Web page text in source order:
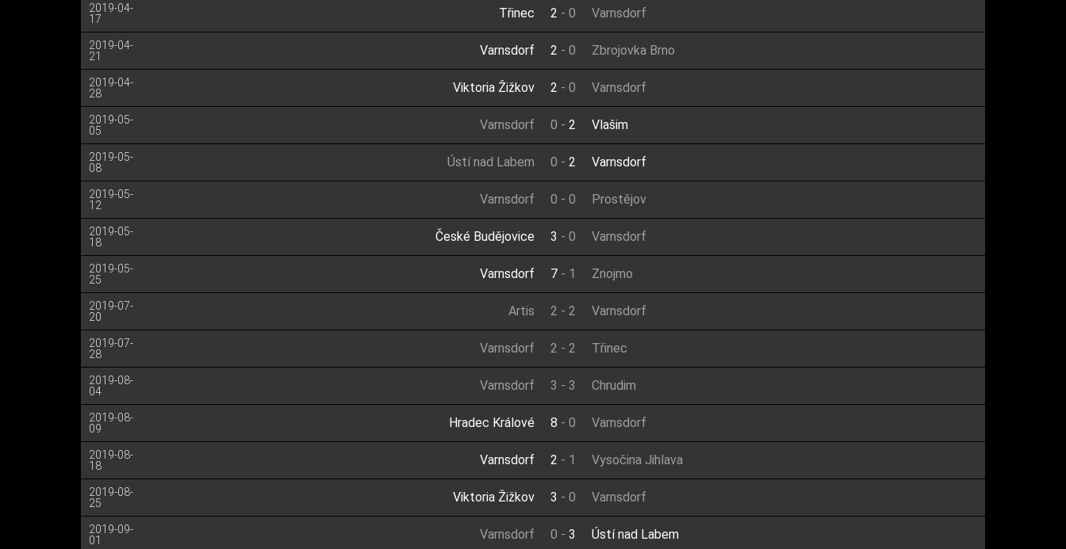
2019-04-
17
Třinec 2 - 0 Varnsdorf
2019-04-
21
Varnsdorf 2 - 0 Zbrojovka Brno
2019-04-
28
Viktoria Žižkov 2 - 0 Varnsdorf
2019-05-
05
Varnsdorf 0 - 2 Vlašim
2019-05-
08
Ústí nad Labem 0 - 2 Varnsdorf
2019-05-
12
Varnsdorf 0 - 0 Prostějov
2019-05-
18
České Budějovice 3 - 0 Varnsdorf
2019-05-
25
Varnsdorf 7 - 1 Znojmo
2019-07-
20
Artis 2 - 2 Varnsdorf
2019-07-
28
Varnsdorf 2 - 2 Třinec
2019-08-
04
Varnsdorf 3 - 3 Chrudim
2019-08-
09
Hradec Králové 8 - 0 Varnsdorf
2019-08-
18
Varnsdorf 2 - 1 Vysočina Jihlava
2019-08-
25
Viktoria Žižkov 3 - 0 Varnsdorf
2019-09-
01
Varnsdorf 0 - 3 Ústí nad Labem